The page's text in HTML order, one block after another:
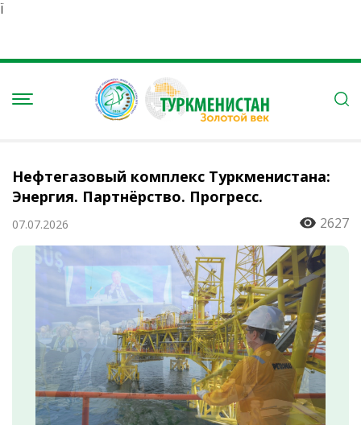
Ï
Нефтегазовый комплекс Туркменистана:
Энергия. Партнёрство. Прогресс.
07.07.2026 2627